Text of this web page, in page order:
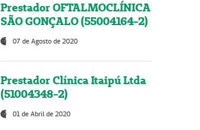
Prestador OFTALMOCLÍNICA
SÃO GONÇALO (55004164-2)
07 de Agosto de 2020
Prestador Clínica Itaipú Ltda
(51004348-2)
01 de Abril de 2020